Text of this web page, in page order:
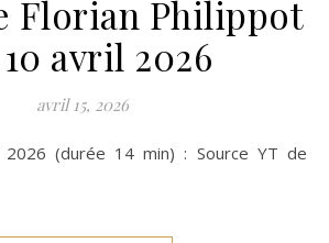
Florian Philippot
avril 2026
avril 15, 2026